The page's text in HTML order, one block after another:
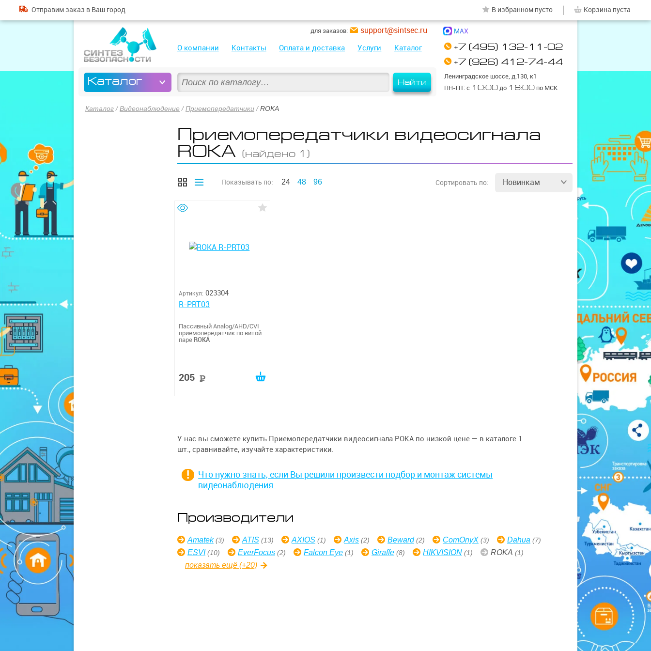
Найти
О компании Контакты Оплата и доставка Услуги Каталог
Каталог
+7 (495) 132-11-02
+7 (926) 412-74-44
Ленинградское шоссе, д.130, к1
ПН-ПТ: с 10:00 до 18:00 по МСК
для заказов: support@sintsec.ru MAX
Отправим заказ в Ваш город В избранном пусто Корзина пуста
Каталог /Видеонаблюдение /Приемопередатчики /ROKA
Приемопередатчики видеосигнала
ROKA (найдено 1)
Показывать по: 24 48 96 Сортировать по: Новинкам
Артикул: 023304
R-PRT03
Пассивный Analog/AHD/CVI
приемопередатчик по витой
паре ROKA
205
У нас вы сможете купить Приемопередатчики видеосигнала РОКА по низкой цене — в каталоге 1
шт., сравнивайте, изучайте характеристики.
Что нужно знать, если Вы решили произвести подбор и монтаж системы
видеонаблюдения.
Производители
Amatek (3) ATIS (13) AXIOS (1) Axis (2) Beward (2) ComOnyX (3) Dahua (7)
ESVI (10) EverFocus (2) Falcon Eye (1) Giraffe (8) HIKVISION (1) ROKA (1)
показать ещё (+20)